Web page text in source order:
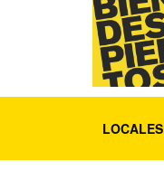
LOCALES